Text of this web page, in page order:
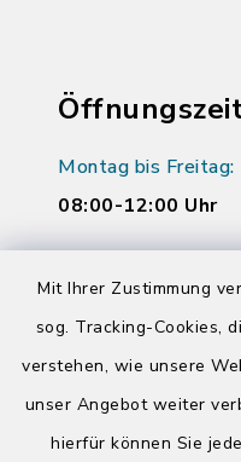
Mit Ihrer Zustimmung
sog. Tracking-Cookies,
verstehen, wie unsere
unser Angebot weiter
hierfür können Sie
Montag bis Freitag:
08:00-12:00 Uhr
14:00-17:00 Uhr
Quicklinks
Kreis Segeberg